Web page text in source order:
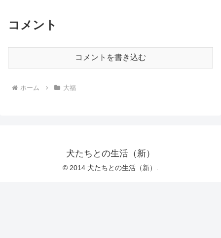
コメント
コメントを書き込む
ホーム 大福
犬たちとの生活（新）
© 2014 犬たちとの生活（新）.